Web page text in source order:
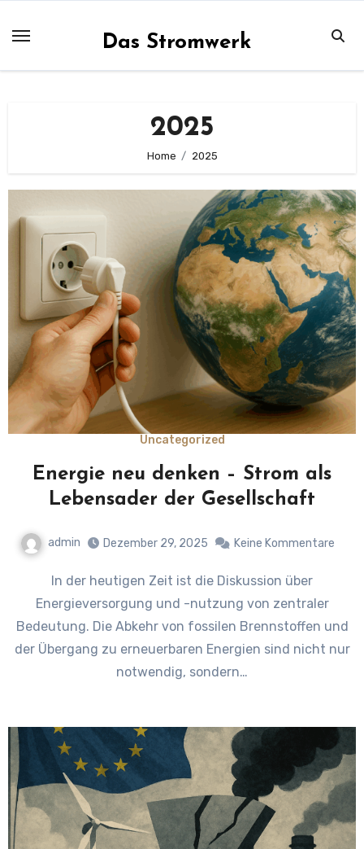
Inhalt
Das Stromwerk
2025
Home 2025
Uncategorized
Energie neu denken – Strom als
Lebensader der Gesellschaft
admin Dezember 29, 2025 Keine Kommentare
In der heutigen Zeit ist die Diskussion über
Energieversorgung und -nutzung von zentraler
Bedeutung. Die Abkehr von fossilen Brennstoffen und
der Übergang zu erneuerbaren Energien sind nicht nur
notwendig, sondern…